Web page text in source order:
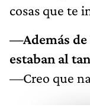
cosas que te
—Además de
estaban al
—Creo que